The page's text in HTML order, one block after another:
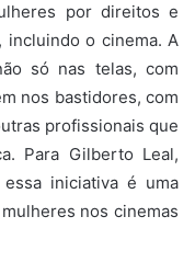
por direitos e
incluindo o cinema. A
só nas telas, com
nos bastidores, com
profissionais que
Para Gilberto Leal,
essa iniciativa é uma
nos cinemas